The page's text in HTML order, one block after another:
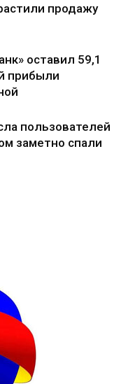
продажу
оставил 59,1
прибыли
пользователей
заметно спали